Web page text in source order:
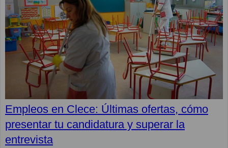
Empleos en Clece: Últimas ofertas, cómo
presentar tu candidatura y superar la
entrevista